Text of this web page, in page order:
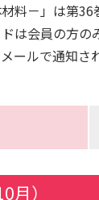
料－」は第
は会員の方の
ールで通知さ
月）